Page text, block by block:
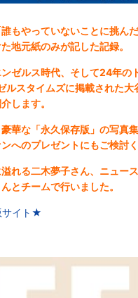
もやっていないことに挑ん
地元紙のみが記した記録。
ゼルス時代、そして24年の
ルスタイムズに掲載された大
します。
華な「永久保存版」の写真
へのプレゼントにもご検討
れる二木夢子さん、ニュー
とチームで行いました。
サイト★